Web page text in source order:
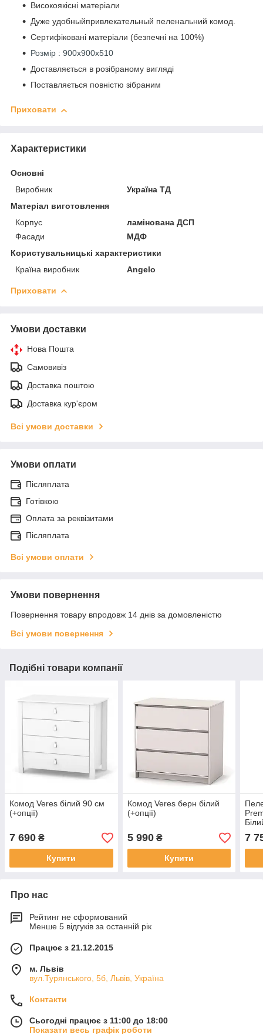
Високоякісні матеріали
Дуже удобныйпривлекательный пеленальний комод.
Сертифіковані матеріали (безпечні на 100%)
Розмір : 900х900х510
Доставляється в розібраному вигляді
Поставляється повністю зібраним
Приховати
Характеристики
Основні
Виробник
Україна ТД
Матеріал виготовлення
Корпус
ламінована ДСП
Фасади
МДФ
Користувальницькі характеристики
Країна виробник
Angelo
Приховати
Умови доставки
Нова Пошта
Самовивіз
Доставка поштою
Доставка кур'єром
Всі умови доставки
Умови оплати
Післяплата
Готівкою
Оплата за реквізитами
Післяплата
Всі умови оплати
Умови повернення
Повернення товару впродовж 14 днів за домовленістю
Всі умови повернення
Подібні товари компанії
Комод Veres білий 90 см
(+опції)
7 690 ₴
Купити
Комод Veres берн білий
(+опції)
5 990₴
Купити
7
Про нас
Рейтинг не сформований
Менше 5 відгуків за останній рік
Працює з 21.12.2015
м. Львів
вул.Турянського, 5б, Львів, Україна
Контакти
Сьогодні працює з 11:00 до 18:00
Показати весь графік роботи